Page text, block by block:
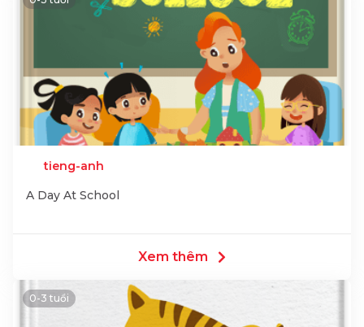
tieng-anh
A Day At School
Xem thêm
0-3 tuổi